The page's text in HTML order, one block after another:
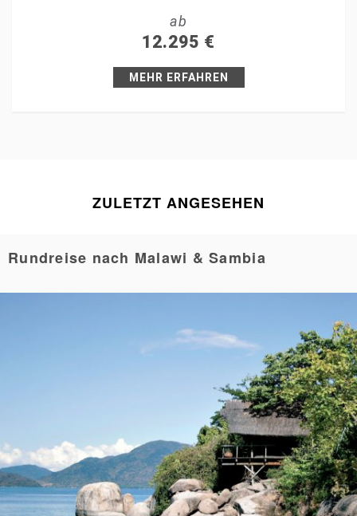
ab
12.295 €
MEHR ERFAHREN
ZULETZT ANGESEHEN
Rundreise nach Malawi & Sambia